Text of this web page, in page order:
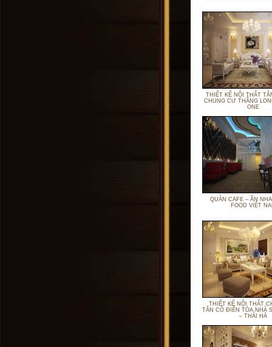
THIẾT KẾ NỘI THẤT
CHUNG CƯ THĂNG
ONE
QUÁN CAFE – ĂN
FOOD VIỆT
THIẾT KẾ NỘI THẤT
TÂN CỔ ĐIỂN TÒA NHÀ
– THÁI HÀ